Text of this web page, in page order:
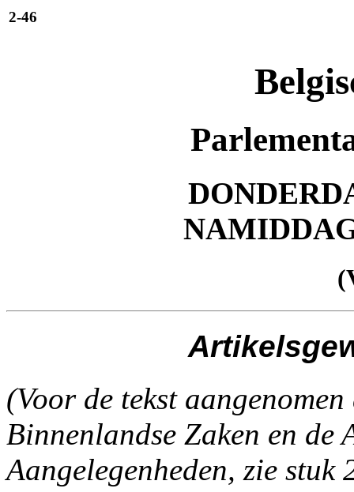
2-46
(Voor de tekst
Binnenlandse Zaken en de
Aangelegenheden, zie stuk